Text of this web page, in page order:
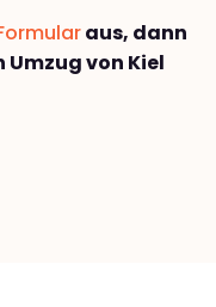
aus, dann
von Kiel